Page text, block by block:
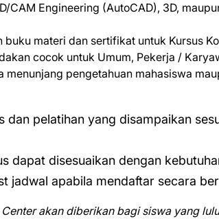
CAM Engineering (AutoCAD), 3D,
buku materi dan sertifikat untuk Kursus
cocok untuk Umum, Pekerja /
menunjang pengetahuan mahasiswa
dan pelatihan yang disampaikan
dapat disesuaikan dengan
jadwal apabila mendaftar secara
akan diberikan bagi siswa yang